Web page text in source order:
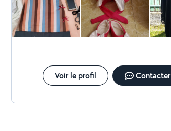
Voir le profil Contacter